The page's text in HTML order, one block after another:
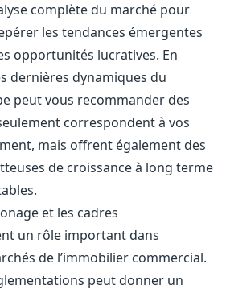
complète du marché pour
les tendances émergentes
opportunités lucratives. En
dernières dynamiques du
peut vous recommander des
correspondent à vos
mais offrent également des
de croissance à long terme
et les cadres
un rôle important dans
de l’immobilier commercial.
peut donner un